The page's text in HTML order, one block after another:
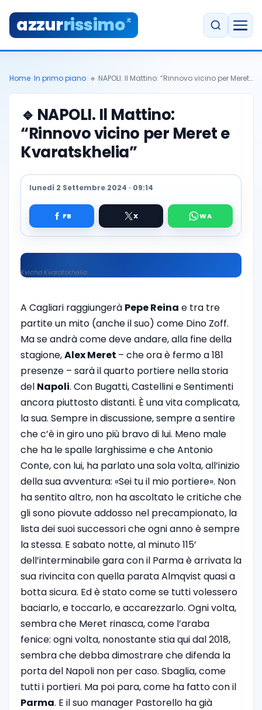
azzurrissimo.it
Home In primo piano 🔹 NAPOLI. Il Mattino: “Rinnovo vicino per Meret…
🔹 NAPOLI. Il Mattino:
“Rinnovo vicino per Meret e
Kvaratskhelia”
lunedì 2 Settembre 2024 · 09:14
Kvicha Kvaratskhelia
A Cagliari raggiungerà Pepe Reina e tra tre
partite un mito (anche il suo) come Dino Zoff.
Ma se andrà come deve andare, alla fine della
stagione,Alex Meret – che ora è fermo a 181
presenze – sarà il quarto portiere nella storia
del Napoli. Con Bugatti, Castellini e Sentimenti
ancora piuttosto distanti. È una vita complicata,
la sua. Sempre in discussione, sempre a sentire
che c’è in giro uno più bravo di lui. Meno male
che ha le spalle larghissime e che Antonio
Conte, con lui, ha parlato una sola volta, all’inizio
della sua avventura: «Sei tu il mio portiere». Non
ha sentito altro, non ha ascoltato le critiche che
gli sono piovute addosso nel precampionato, la
lista dei suoi successori che ogni anno è sempre
la stessa. E sabato notte, al minuto 115’
dell’interminabile gara con il Parma è arrivata la
sua rivincita con quella parata Almqvist quasi a
botta sicura. Ed è stato come se tutti volessero
baciarlo, e toccarlo, e accarezzarlo. Ogni volta,
sembra che Meret rinasca, come l’araba
fenice: ogni volta, nonostante stia qui dal 2018,
sembra che debba dimostrare che difenda la
porta del Napoli non per caso. Sbaglia, come
tutti i portieri. Ma poi para, come ha fatto con il
Parma. E il suo manager Pastorello ha già